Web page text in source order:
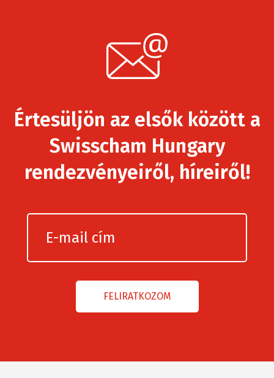
Értesüljön az elsők között a
Swisscham Hungary
rendezvényeiről, híreiről!